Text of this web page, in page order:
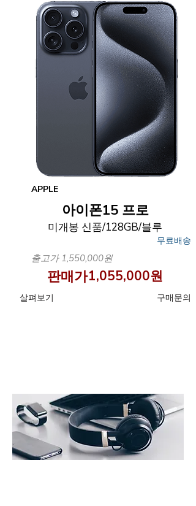
APPLE
아이폰15 프로
미개봉 신품/128GB/블루
무료배송
출고가 1,550,000원
판매가1,055,000원
​살펴보기 구매문의